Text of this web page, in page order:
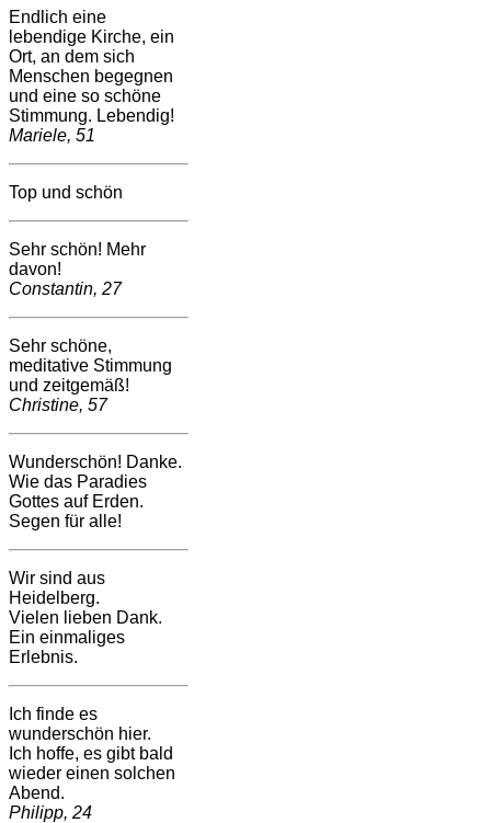
Endlich eine
lebendige Kirche, ein
Ort, an dem sich
Menschen begegnen
und eine so schöne
Stimmung. Lebendig!
Mariele, 51
Top und schön
Sehr schön! Mehr
davon!
Constantin, 27
Sehr schöne,
meditative Stimmung
und zeitgemäß!
Christine, 57
Wunderschön! Danke.
Wie das Paradies
Gottes auf Erden.
Segen für alle!
Wir sind aus
Heidelberg.
Vielen lieben Dank.
Ein einmaliges
Erlebnis.
Ich finde es
wunderschön hier.
Ich hoffe, es gibt bald
wieder einen solchen
Abend.
Philipp, 24